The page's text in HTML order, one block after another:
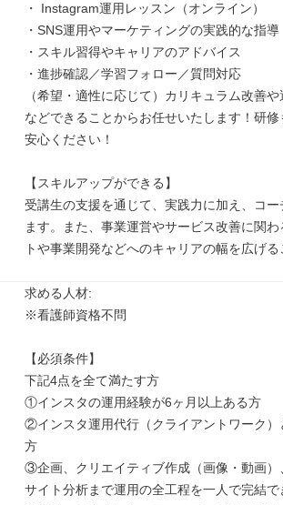
・ Instagram運用レッスン（オンライン）
・SNS運用やマーケティングの実践的な指導
・スキル習得やキャリアのアドバイス
・進捗確認／学習フォロー／質問対応
（希望・適性に応じて）カリキュラム改善や
などできることからお任せいたします！研
安心ください！
【スキルアップができる】
受講生の支援を通じて、実践力に加え、コ
ます。また、事業運営やサービス改善に関
トや事業開発などへのキャリアの幅を広げる
求める人材:
※看護師資格不問
【必須条件】
下記4点を全て満たす方
①インスタの運用経験が6ヶ月以上ある方
②インスタ運用代行（クライアントワーク）
方
③企画、クリエイティブ作成（画像・動画
サイト分析まで運用の全工程を一人で完結で